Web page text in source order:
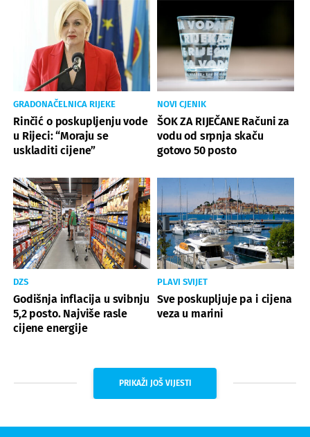
GRADONAČELNICA RIJEKE
Rinčić o poskupljenju vode
u Rijeci: “Moraju se
uskladiti cijene”
NOVI CJENIK
ŠOK ZA RIJEČANE Računi za
vodu od srpnja skaču
gotovo 50 posto
DZS
Godišnja inflacija u svibnju
5,2 posto. Najviše rasle
cijene energije
PLAVI SVIJET
Sve poskupljuje pa i cijena
veza u marini
PRIKAŽI JOŠ VIJESTI